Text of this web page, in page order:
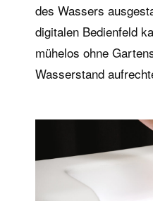
Zubehör
Plus
des Wassers
digitalen Bedienfeld
mühelos ohne
Wasserstand